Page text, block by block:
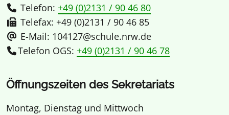
Telefon: +49 (0)2131 / 90 46 80
Telefax: +49 (0)2131 / 90 46 85
E-Mail: 104127@schule.nrw.de
Telefon OGS: +49 (0)2131 / 90 46 78
Öffnungszeiten des Sekretariats
Montag, Dienstag und Mittwoch